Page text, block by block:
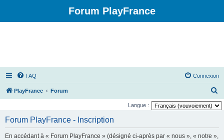
Forum PlayFrance
FAQ Connexion
PlayFrance Forum
e
Langue :
Forum PlayFrance - Inscription
En accédant à « Forum PlayFrance » (désigné ci-après par « nous », « notre »,